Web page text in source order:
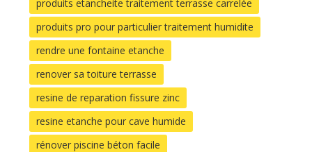
produits etancheite traitement terrasse carrelée
produits pro pour particulier traitement humidite
rendre une fontaine etanche
renover sa toiture terrasse
resine de reparation fissure zinc
resine etanche pour cave humide
rénover piscine béton facile